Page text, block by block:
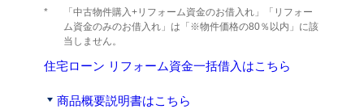
*
「中古物件購入+リフォーム資金のお借入れ」「リフォー
ム資金のみのお借入れ」は「※物件価格の80％以内」に該
当しません。
住宅ローン リフォーム資金一括借入はこちら
商品概要説明書はこちら